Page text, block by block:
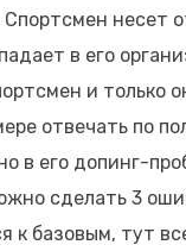
несет
в его
и только
отвечать по
в его допинг-
сделать 3
к базовым, тут